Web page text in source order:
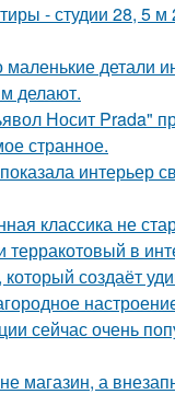
- студии 28, 5
детали
делают.
Носит Prada"
странное.
интерьер
классика не
терракотовый в
создаёт
сейчас очень
магазин, а